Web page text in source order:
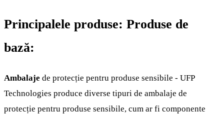
Principalele produse: Produse de
bază:
Ambalaje de protecție pentru produse sensibile - UFP
Technologies produce diverse tipuri de ambalaje de
protecție pentru produse sensibile, cum ar fi componente